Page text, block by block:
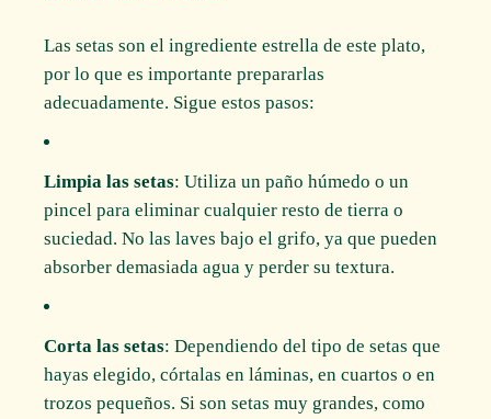
Las setas son el ingrediente estrella de este plato,
por lo que es importante prepararlas
adecuadamente. Sigue estos pasos:
Limpia las setas: Utiliza un paño húmedo o un
pincel para eliminar cualquier resto de tierra o
suciedad. No las laves bajo el grifo, ya que pueden
absorber demasiada agua y perder su textura.
Corta las setas: Dependiendo del tipo de setas que
hayas elegido, córtalas en láminas, en cuartos o en
trozos pequeños. Si son setas muy grandes, como